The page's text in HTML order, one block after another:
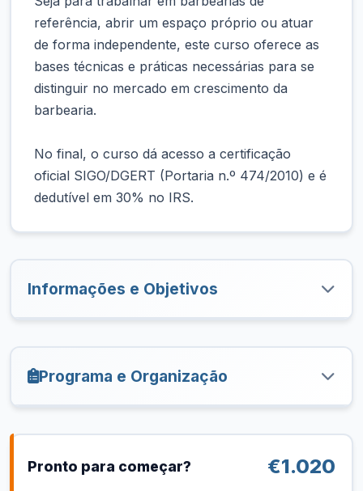
referência, abrir um espaço próprio ou atuar
de forma independente, este curso oferece as
bases técnicas e práticas necessárias para se
distinguir no mercado em crescimento da
barbearia.
No final, o curso dá acesso a certificação
oficial SIGO/DGERT (Portaria n.º 474/2010) e é
dedutível em 30% no IRS.
Informações e Objetivos
Programa e Organização
Pronto para começar? €1.020